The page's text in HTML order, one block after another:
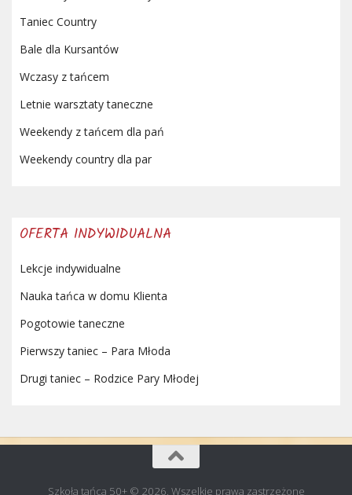
Taniec Country
Bale dla Kursantów
Wczasy z tańcem
Letnie warsztaty taneczne
Weekendy z tańcem dla pań
Weekendy country dla par
OFERTA INDYWIDUALNA
Lekcje indywidualne
Nauka tańca w domu Klienta
Pogotowie taneczne
Pierwszy taniec – Para Młoda
Drugi taniec – Rodzice Pary Młodej
Szkoła tańca 50+ © 2026. Wszelkie prawa zastrzeżone